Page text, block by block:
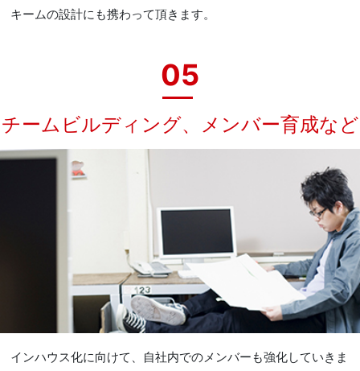
キームの設計にも携わって頂きます。
05
チームビルディング、メンバー育成など
インハウス化に向けて、自社内でのメンバーも強化していきま